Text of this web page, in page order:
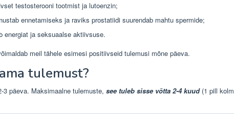
testosterooni tootmist ja lutoenzin;
ennetamiseks ja raviks prostatiidi suurendab mahtu spermide;
energiat ja seksuaalse aktiivsuse.
meil tähele esimesi positiivseid tulemusi mõne päeva.
tulemust?
3 päeva. Maksimaalne tulemuste, see tuleb sisse võtta 2-4 kuud (1 pill kolm